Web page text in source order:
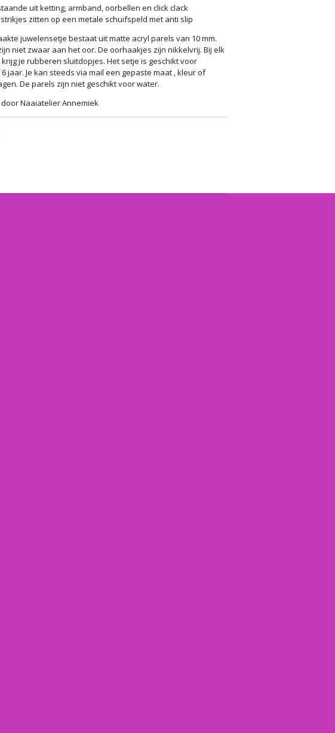
uit ketting, armband, oorbellen en click clack
zitten op een metale schuifspeld met anti slip
juwelensetje bestaat uit matte acryl parels van 10 mm.
niet zwaar aan het oor. De oorhaakjes zijn nikkelvrij. Bij elk
je rubberen sluitdopjes. Het setje is geschikt voor
jaar. Je kan steeds via mail een gepaste maat , kleur of
De parels zijn niet geschikt voor water.
Naaiatelier Annemiek